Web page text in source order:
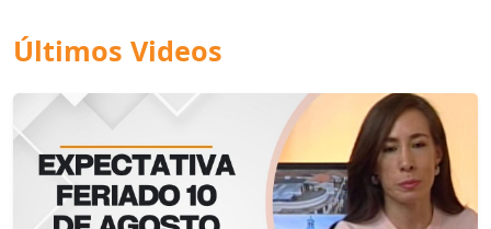
Últimos Videos